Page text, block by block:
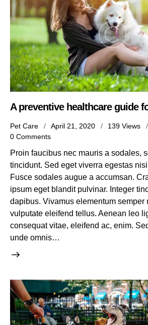
A preventive healthcare guide
Pet Care April 21, 2020 139 Views
0 Comments
Proin faucibus nec mauris a sodales,
tincidunt. Sed eget viverra egestas
Fusce sodales augue a accumsan.
ipsum eget blandit pulvinar. Integer
dapibus. Vivamus elementum semper
vulputate eleifend tellus. Aenean leo
consequat vitae, eleifend ac, enim.
unde omnis…